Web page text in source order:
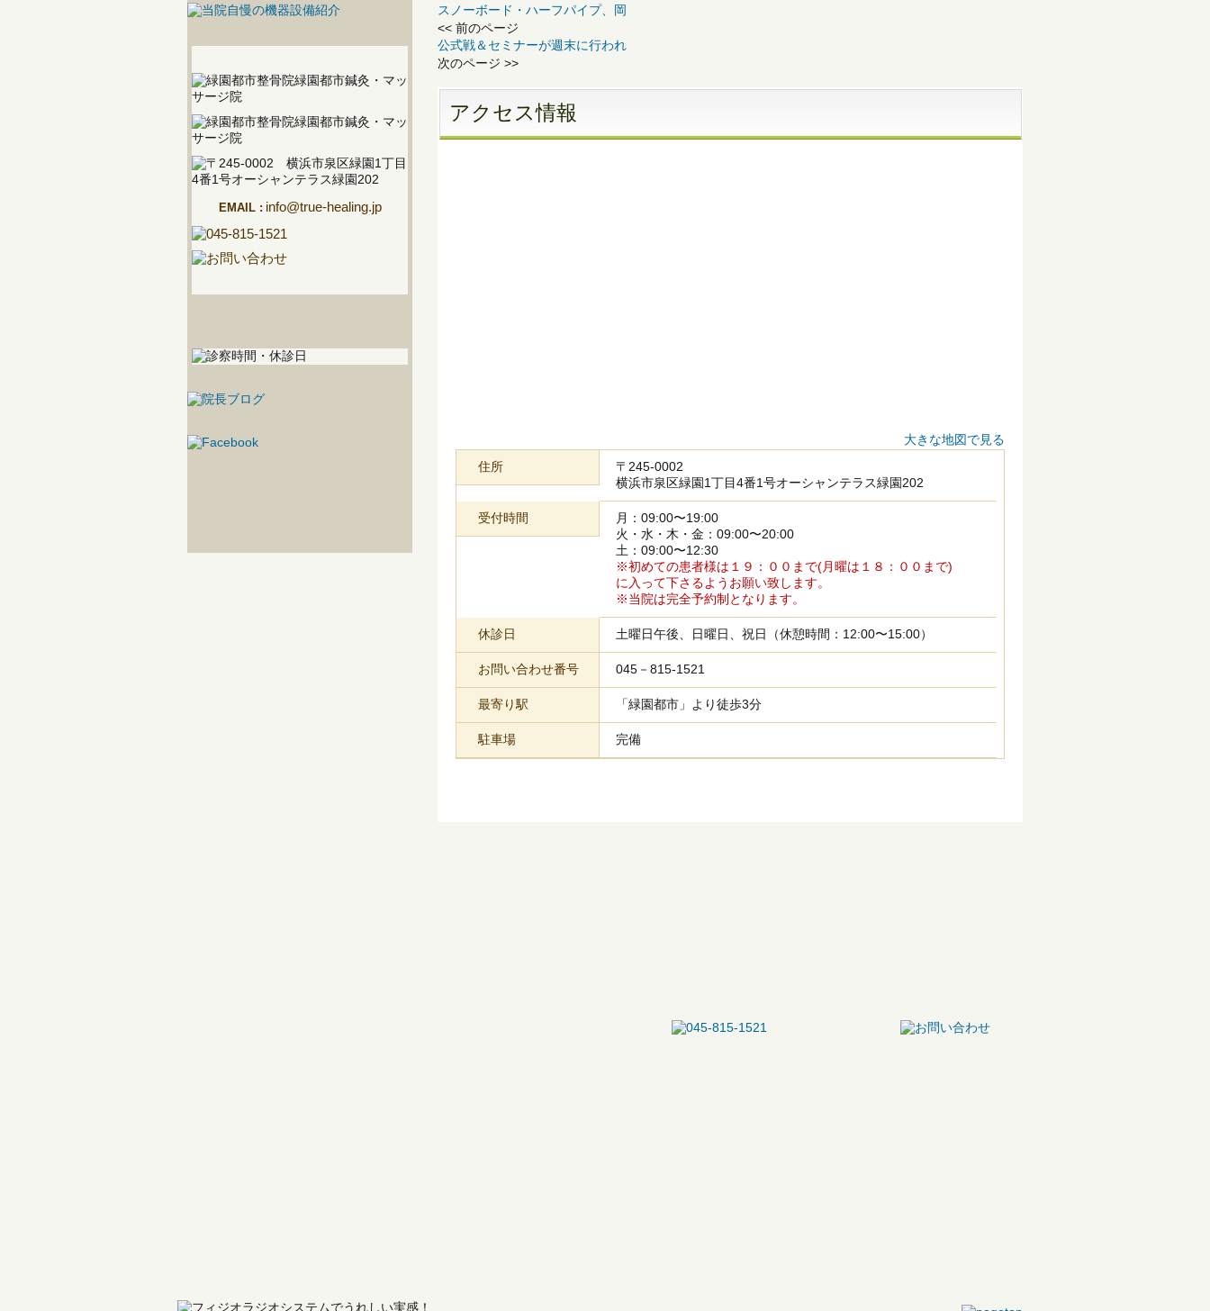
スノーボード・ハーフパイプ、岡
<< 前のページ
公式戦＆セミナーが週末に行われ
次のページ >>
アクセス情報
大きな地図で見る
住所
〒245-0002
横浜市泉区緑園1丁目4番1号オーシャンテラス緑園202
受付時間
月：09:00〜19:00
火・水・木・金：09:00〜20:00
土：09:00〜12:30
※初めての患者様は１９：００まで(月曜は１８：００まで)
に入って下さるようお願い致します。
※当院は完全予約制となります。
休診日 土曜日午後、日曜日、祝日（休憩時間：12:00〜15:00）
お問い合わせ番号 045－815-1521
最寄り駅 「緑園都市」より徒歩3分
駐車場 完備
EMAIL : info@true-healing.jp